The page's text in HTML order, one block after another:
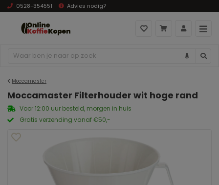
0528-354551 Advies nodig?
Moccamaster
Moccamaster Filterhouder wit hoge rand
Voor 12:00 uur besteld, morgen in huis
Gratis verzending vanaf €50,-